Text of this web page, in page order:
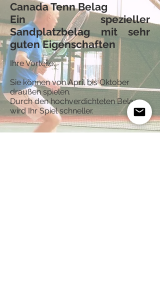
Canada Tenn Belag
Ein spezieller
Sandplatzbelag mit sehr
guten Eigenschaften
Ihre Vorteile:
Sie können von April bis Oktober
draußen spielen.
Durch den hochverdichteten Belag
wird Ihr Spiel schneller.